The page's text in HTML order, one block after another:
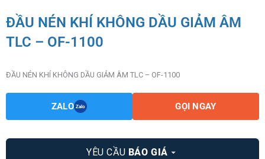
ĐẦU NÉN KHÍ KHÔNG DẦU GIẢM ÂM
TLC – OF-1100
ĐẦU NÉN KHÍ KHÔNG DẦU GIẢM ÂM TLC – OF-1100
ZALO Zalo GỌI NGAY
YÊU CẦU BÁO GIÁ